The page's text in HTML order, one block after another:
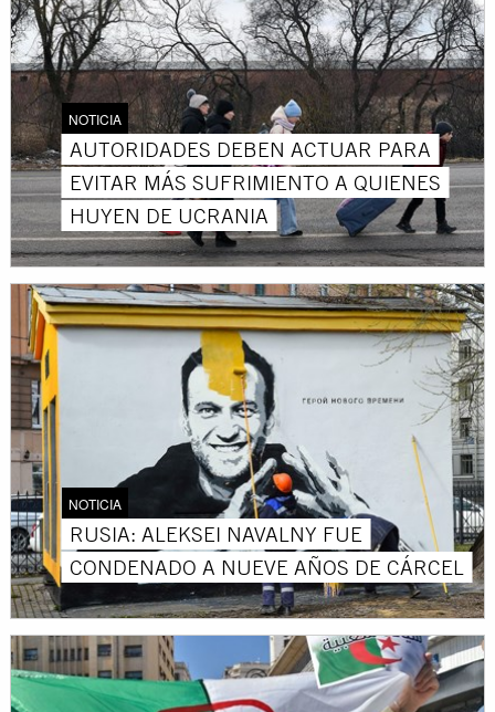
NOTICIA
AUTORIDADES DEBEN ACTUAR PARA
EVITAR MÁS SUFRIMIENTO A QUIENES
HUYEN DE UCRANIA
NOTICIA
RUSIA: ALEKSEI NAVALNY FUE
CONDENADO A NUEVE AÑOS DE CÁRCEL